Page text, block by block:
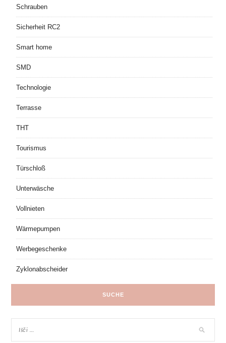
Schrauben
Sicherheit RC2
Smart home
SMD
Technologie
Terrasse
THT
Tourismus
Türschloß
Unterwäsche
Vollnieten
Wärmepumpen
Werbegeschenke
Zyklonabscheider
SUCHE